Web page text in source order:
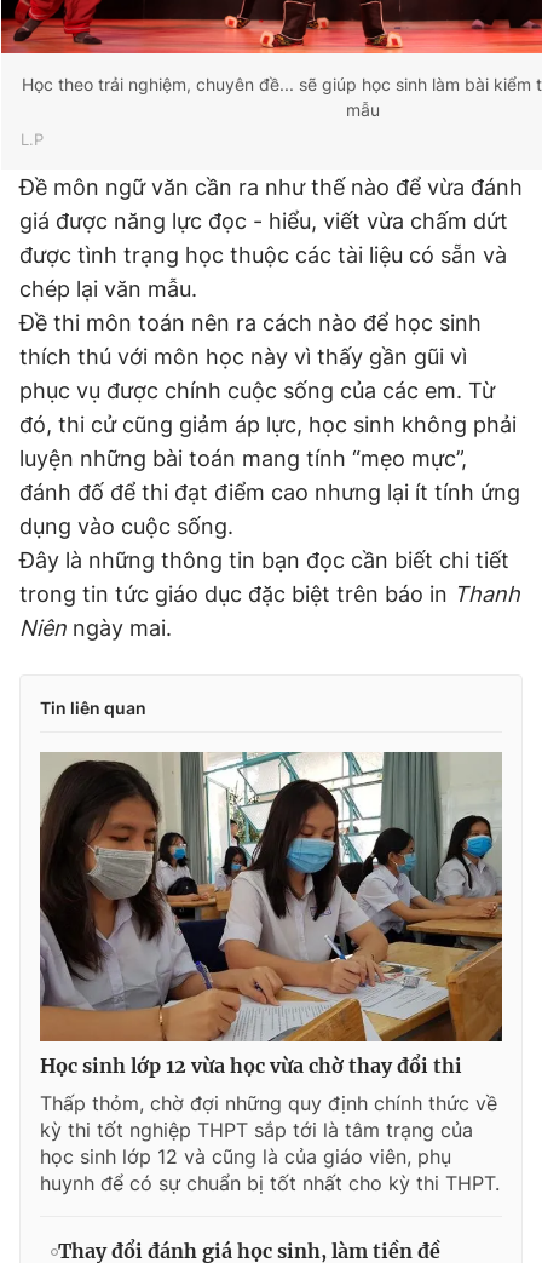
Học theo trải nghiệm, chuyên đề... sẽ giúp học sinh làm bài kiểm
mẫu
L.P
Đề môn ngữ văn cần ra như thế nào để vừa đánh
giá được năng lực đọc - hiểu, viết vừa chấm dứt
được tình trạng học thuộc các tài liệu có sẵn và
chép lại văn mẫu.
Đề thi môn toán nên ra cách nào để học sinh
thích thú với môn học này vì thấy gần gũi vì
phục vụ được chính cuộc sống của các em. Từ
đó, thi cử cũng giảm áp lực, học sinh không phải
luyện những bài toán mang tính “mẹo mực”,
đánh đố để thi đạt điểm cao nhưng lại ít tính ứng
dụng vào cuộc sống.
Đây là những thông tin bạn đọc cần biết chi tiết
trong tin tức giáo dục đặc biệt trên báo in Thanh
Niên ngày mai.
Tin liên quan
Học sinh lớp 12 vừa học vừa chờ thay đổi thi
Thấp thỏm, chờ đợi những quy định chính thức về
kỳ thi tốt nghiệp THPT sắp tới là tâm trạng của
học sinh lớp 12 và cũng là của giáo viên, phụ
huynh để có sự chuẩn bị tốt nhất cho kỳ thi THPT.
Thay đổi đánh giá học sinh, làm tiền đề